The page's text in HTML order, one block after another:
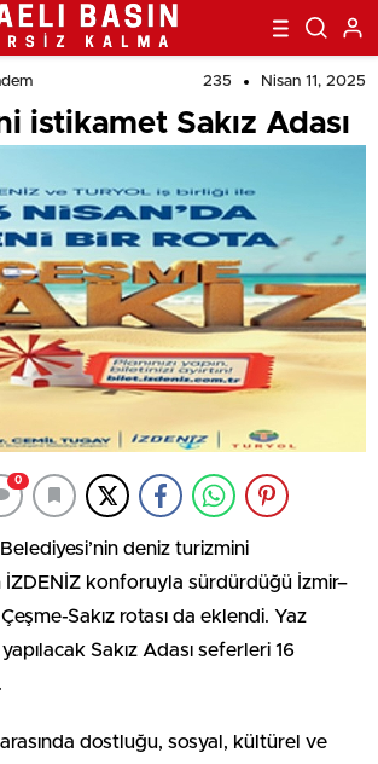
235 Nisan 11, 2025
istikamet Sakız Adası
0
deniz turizmini
İZDENİZ konforuyla sürdürdüğü İzmir–
Sakız rotası da eklendi. Yaz
Sakız Adası seferleri 16
arasında dostluğu, sosyal, kültürel ve